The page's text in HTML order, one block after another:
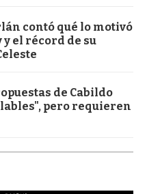
contó qué lo motivó
el récord de su
de Cabildo
pero requieren